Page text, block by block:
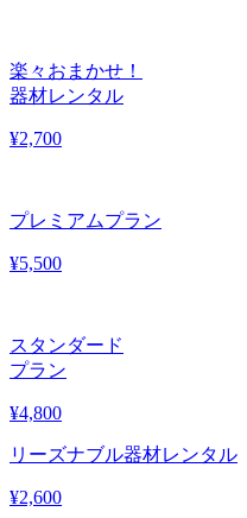
楽々おまかせ！
器材レンタル
¥2,700
プレミアムプラン
¥5,500
スタンダード
プラン
¥4,800
リーズナブル器材レンタル
¥2,600